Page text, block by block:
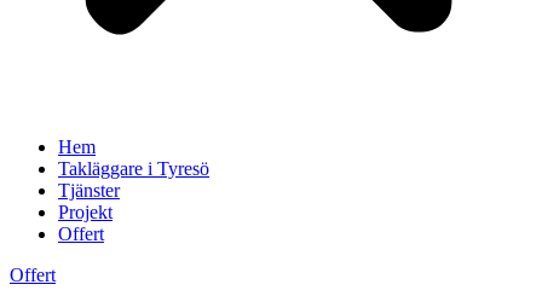
Hem
Takläggare i Tyresö
Tjänster
Projekt
Offert
Offert